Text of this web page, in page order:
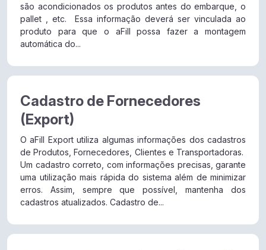
são acondicionados os produtos antes do embarque, o
pallet , etc. Essa informação deverá ser vinculada ao
produto para que o aFill possa fazer a montagem
automática do...
Cadastro de Fornecedores
(Export)
O aFill Export utiliza algumas informações dos cadastros
de Produtos, Fornecedores, Clientes e Transportadoras.
Um cadastro correto, com informações precisas, garante
uma utilização mais rápida do sistema além de minimizar
erros. Assim, sempre que possível, mantenha dos
cadastros atualizados. Cadastro de...